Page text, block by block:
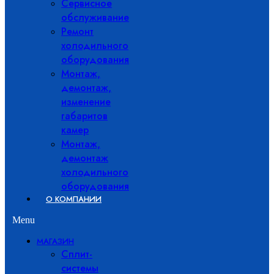
Сервисное
обслуживание
Ремонт
холодильного
оборудования
Монтаж,
демонтаж,
изменение
габаритов
камер
Монтаж,
демонтаж
холодильного
оборудования
О КОМПАНИИ
Menu
МАГАЗИН
Сплит-
системы